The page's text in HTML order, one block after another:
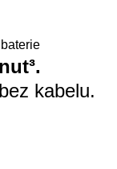
kabelu.